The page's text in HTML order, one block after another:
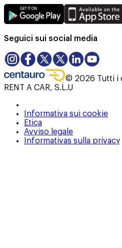
Seguici sui social media
© 2026 Tutti i
RENT A CAR, S.L.U
Informativa sui cookie
Etica
Avviso legale
Informativas sulla privacy